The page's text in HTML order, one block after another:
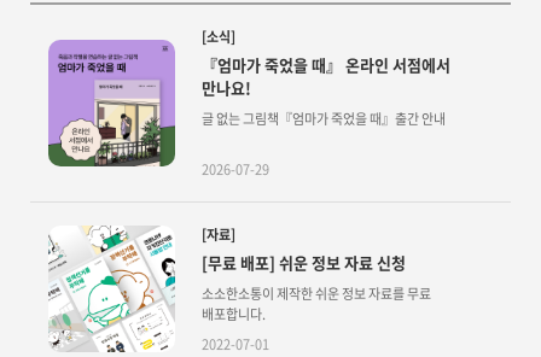
[소식]
『엄마가 죽었을 때』 온라인 서점에서
만나요!
글 없는 그림책『엄마가 죽었을 때』출간 안내
2026-07-29
[자료]
[무료 배포] 쉬운 정보 자료 신청
소소한소통이 제작한 쉬운 정보 자료를 무료
배포합니다.
2022-07-01